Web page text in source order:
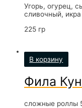
Угорь, огурец,
сливочный,
225 гр
В корзину
Фила
сложные роллы